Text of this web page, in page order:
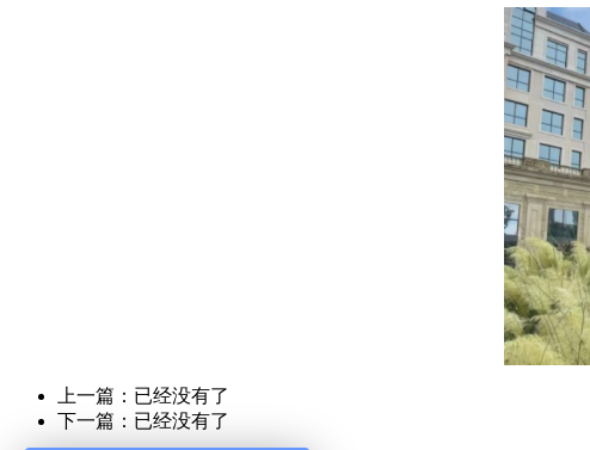
上一篇：已经没有了
下一篇：已经没有了